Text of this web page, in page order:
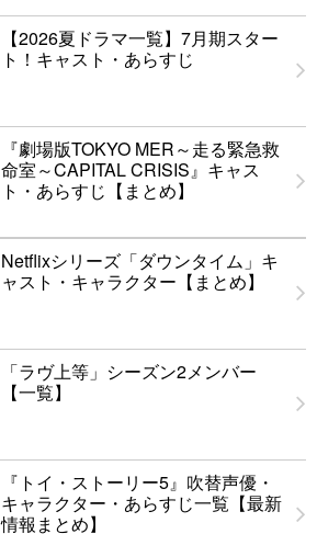
【2026夏ドラマ一覧】7月期スター
ト！キャスト・あらすじ
『劇場版TOKYO MER～走る緊急救
命室～CAPITAL CRISIS』キャス
ト・あらすじ【まとめ】
Netflixシリーズ「ダウンタイム」キ
ャスト・キャラクター【まとめ】
「ラヴ上等」シーズン2メンバー
【一覧】
『トイ・ストーリー5』吹替声優・
キャラクター・あらすじ一覧【最新
情報まとめ】